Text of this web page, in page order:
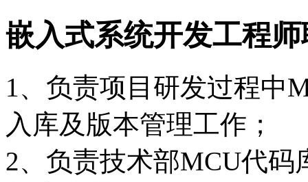
嵌入式系统开发工程
1、负责项目研发过程中
入库及版本管理工作；
2、负责技术部MCU代